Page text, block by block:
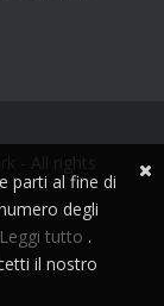
parti al fine di
degli
Leggi tutto .
il nostro